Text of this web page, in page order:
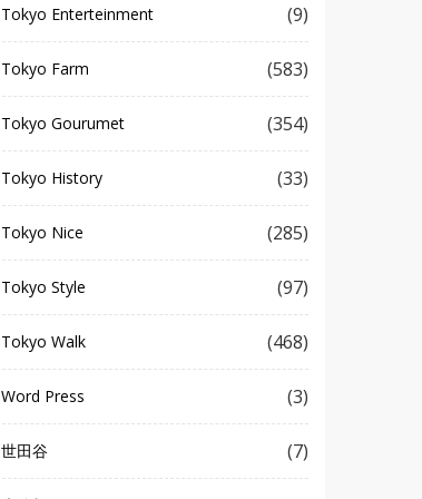
Tokyo Enterteinment (9)
Tokyo Farm (583)
Tokyo Gourumet (354)
Tokyo History (33)
Tokyo Nice (285)
Tokyo Style (97)
Tokyo Walk (468)
Word Press (3)
世田谷 (7)